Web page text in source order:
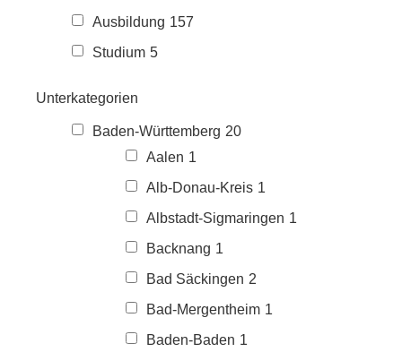
Ausbildung 157
Studium 5
Unterkategorien
Baden-Württemberg 20
Aalen 1
Alb-Donau-Kreis 1
Albstadt-Sigmaringen 1
Backnang 1
Bad Säckingen 2
Bad-Mergentheim 1
Baden-Baden 1